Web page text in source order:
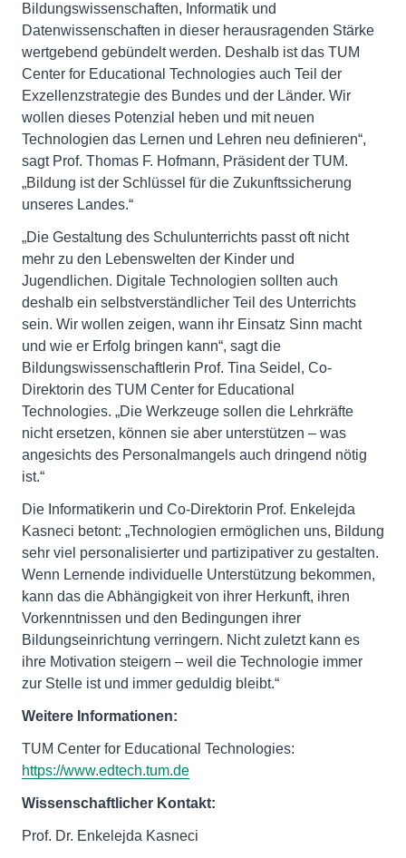
Bildungswissenschaften, Informatik und
Datenwissenschaften in dieser herausragenden Stärke
wertgebend gebündelt werden. Deshalb ist das TUM
Center for Educational Technologies auch Teil der
Exzellenzstrategie des Bundes und der Länder. Wir
wollen dieses Potenzial heben und mit neuen
Technologien das Lernen und Lehren neu definieren“,
sagt Prof. Thomas F. Hofmann, Präsident der TUM.
„Bildung ist der Schlüssel für die Zukunftssicherung
unseres Landes.“
„Die Gestaltung des Schulunterrichts passt oft nicht
mehr zu den Lebenswelten der Kinder und
Jugendlichen. Digitale Technologien sollten auch
deshalb ein selbstverständlicher Teil des Unterrichts
sein. Wir wollen zeigen, wann ihr Einsatz Sinn macht
und wie er Erfolg bringen kann“, sagt die
Bildungswissenschaftlerin Prof. Tina Seidel, Co-
Direktorin des TUM Center for Educational
Technologies. „Die Werkzeuge sollen die Lehrkräfte
nicht ersetzen, können sie aber unterstützen – was
angesichts des Personalmangels auch dringend nötig
ist.“
Die Informatikerin und Co-Direktorin Prof. Enkelejda
Kasneci betont: „Technologien ermöglichen uns, Bildung
sehr viel personalisierter und partizipativer zu gestalten.
Wenn Lernende individuelle Unterstützung bekommen,
kann das die Abhängigkeit von ihrer Herkunft, ihren
Vorkenntnissen und den Bedingungen ihrer
Bildungseinrichtung verringern. Nicht zuletzt kann es
ihre Motivation steigern – weil die Technologie immer
zur Stelle ist und immer geduldig bleibt.“
Weitere Informationen:
TUM Center for Educational Technologies:
https://www.edtech.tum.de
Wissenschaftlicher Kontakt:
Prof. Dr. Enkelejda Kasneci